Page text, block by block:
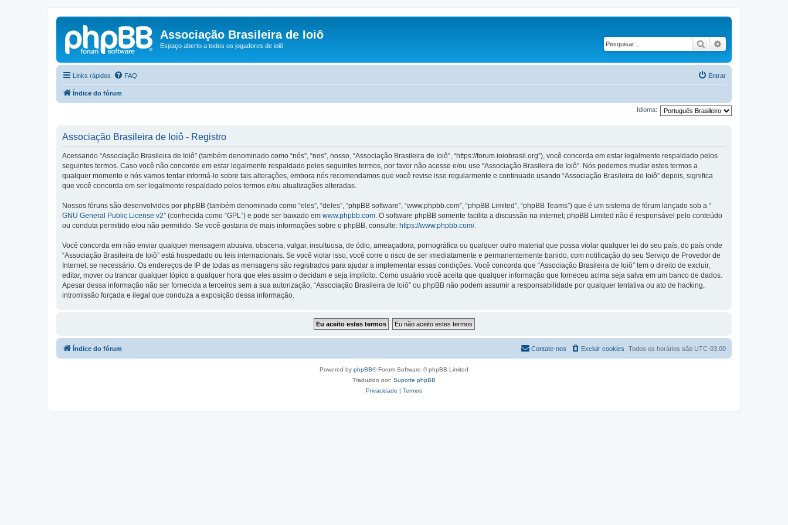
Associação Brasileira de Ioiô
Espaço aberto a todos os jogadores de ioiô Pesquisar
Links rápidos FAQ Entrar
Índice do fórum
Idioma:
Associação Brasileira de Ioiô - Registro
Acessando “Associação Brasileira de Ioiô” (também denominado como “nós”, “nos”, nosso, “Associação Brasileira de Ioiô”, “https://forum.ioiobrasil.org”), você concorda em estar legalmente respaldado pelos
seguintes termos. Caso você não concorde em estar legalmente respaldado pelos seguintes termos, por favor não acesse e/ou use “Associação Brasileira de Ioiô”. Nós podemos mudar estes termos a
qualquer momento e nós vamos tentar informá-lo sobre tais alterações, embora nós recomendamos que você revise isso regularmente e continuado usando “Associação Brasileira de Ioiô” depois, significa
que você concorda em ser legalmente respaldado pelos termos e/ou atualizações alteradas.
Nossos fóruns são desenvolvidos por phpBB (também denominado como “eles”, “deles”, “phpBB software”, “www.phpbb.com”, “phpBB Limited”, “phpBB Teams”) que é um sistema de fórum lançado sob a “
GNU General Public License v2” (conhecida como “GPL”) e pode ser baixado em www.phpbb.com. O software phpBB somente facilita a discussão na internet; phpBB Limited não é responsável pelo conteúdo
ou conduta permitido e/ou não permitido. Se você gostaria de mais informações sobre o phpBB, consulte: https://www.phpbb.com/.
Você concorda em não enviar qualquer mensagem abusiva, obscena, vulgar, insultuosa, de ódio, ameaçadora, pornográfica ou qualquer outro material que possa violar qualquer lei do seu país, do país onde
“Associação Brasileira de Ioiô” está hospedado ou leis internacionais. Se você violar isso, você corre o risco de ser imediatamente e permanentemente banido, com notificação do seu Serviço de Provedor de
Internet, se necessário. Os endereços de IP de todas as mensagens são registrados para ajudar a implementar essas condições. Você concorda que “Associação Brasileira de Ioiô” tem o direito de excluir,
editar, mover ou trancar qualquer tópico a qualquer hora que eles assim o decidam e seja implícito. Como usuário você aceita que qualquer informação que forneceu acima seja salva em um banco de dados.
Apesar dessa informação não ser fornecida a terceiros sem a sua autorização, “Associação Brasileira de Ioiô” ou phpBB não podem assumir a responsabilidade por qualquer tentativa ou ato de hacking,
intromissão forçada e ilegal que conduza a exposição dessa informação.
Índice do fórum Todos os horários são UTC-03:00
Excluir cookies
Contate-nos
Powered by phpBB® Forum Software © phpBB Limited
Traduzido por: Suporte phpBB
Privacidade | Termos